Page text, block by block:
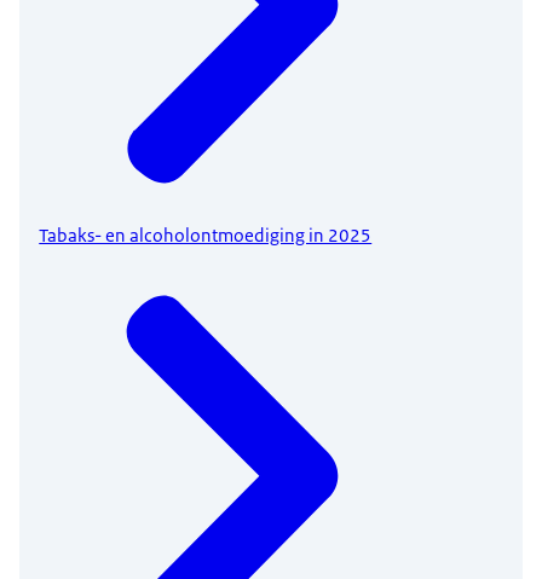
Tabaks- en alcoholontmoediging in 2025